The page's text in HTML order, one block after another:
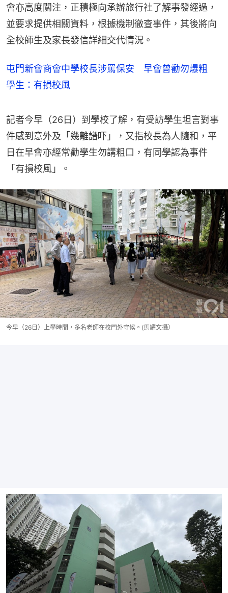
會亦高度關注，正積極向承辦旅行社了解事發經過，
並要求提供相關資料，根據機制徹查事件，其後將向
全校師生及家長發信詳細交代情況。
屯門新會商會中學校長涉罵保安 早會曾勸勿爆粗
學生：有損校風
記者今早（26日）到學校了解，有受訪學生坦言對事
件感到意外及「幾離譜吓」，又指校長為人隨和，平
日在早會亦經常勸學生勿講粗口，有同學認為事件
「有損校風」。
今早（26日）上學時間，多名老師在校門外守候。(馬耀文攝）